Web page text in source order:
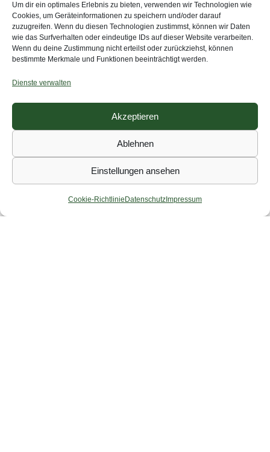
Um dir ein optimales Erlebnis zu bieten, verwenden wir Technologien wie
Cookies, um Geräteinformationen zu speichern und/oder darauf
zuzugreifen. Wenn du diesen Technologien zustimmst, können wir Daten
wie das Surfverhalten oder eindeutige IDs auf dieser Website verarbeiten.
Wenn du deine Zustimmung nicht erteilst oder zurückziehst, können
bestimmte Merkmale und Funktionen beeinträchtigt werden.
Dienste verwalten
Akzeptieren
Ablehnen
Einstellungen ansehen
Cookie-Richtlinie Datenschutz Impressum
Pünktlich als wir los fahren, setzt er wieder ein. Als wir die
Stadt verlassen wird der Regen immer stärker. Wir schauen
uns Villen und andere große Wohnhäuser am Straßenrand
an und entscheiden bei Clarinbridge noch ein Kaffeepause
uns vorbei düsen. Ein paar Minuten später folgen wor ihnen
und der Regen wird immer unangenehmer. Erneut sehen wir
die vier anderen leicht bepackten Radreisenden, wie sie vor
einem Hotel stehen und diesmal rauschen wir vorbei.